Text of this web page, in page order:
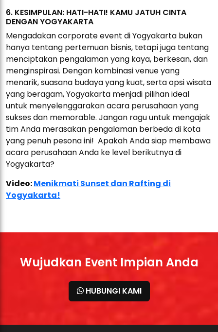
6. KESIMPULAN: HATI-HATI! KAMU JATUH CINTA
DENGAN YOGYAKARTA
Mengadakan corporate event di Yogyakarta bukan
hanya tentang pertemuan bisnis, tetapi juga tentang
menciptakan pengalaman yang kaya, berkesan, dan
menginspirasi. Dengan kombinasi venue yang
menarik, suasana budaya yang kuat, serta opsi wisata
yang beragam, Yogyakarta menjadi pilihan ideal
untuk menyelenggarakan acara perusahaan yang
sukses dan memorable. Jangan ragu untuk mengajak
tim Anda merasakan pengalaman berbeda di kota
yang penuh pesona ini! Apakah Anda siap membawa
acara perusahaan Anda ke level berikutnya di
Yogyakarta?
Video:Menikmati Sunset dan Rafting di
Yogyakarta!
Wujudkan Event Impian Anda
HUBUNGI KAMI